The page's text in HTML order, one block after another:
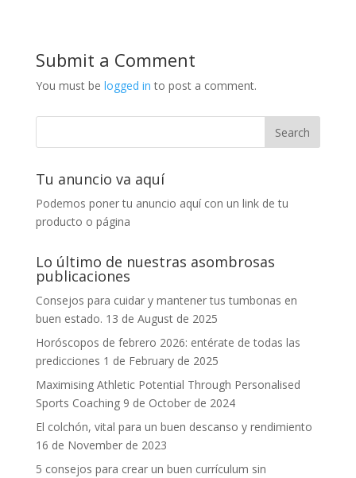
Submit a Comment
You must be logged in to post a comment.
Tu anuncio va aquí
Podemos poner tu anuncio aquí con un link de tu
producto o página
Lo último de nuestras asombrosas
publicaciones
Consejos para cuidar y mantener tus tumbonas en
buen estado. 13 de August de 2025
Horóscopos de febrero 2026: entérate de todas las
predicciones 1 de February de 2025
Maximising Athletic Potential Through Personalised
Sports Coaching 9 de October de 2024
El colchón, vital para un buen descanso y rendimiento
16 de November de 2023
5 consejos para crear un buen currículum sin